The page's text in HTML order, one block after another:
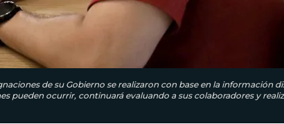
de su Gobierno se realizaron con base en la información
pueden ocurrir, continuará evaluando a sus colaboradores y